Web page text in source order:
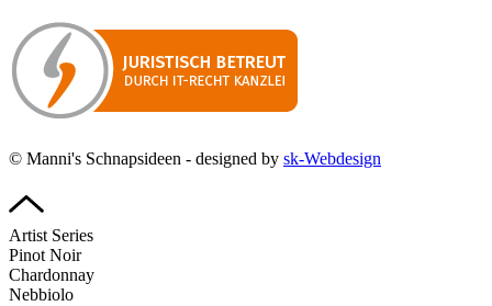
© Manni's Schnapsideen - designed by sk-Webdesign
Artist Series
Pinot Noir
Chardonnay
Nebbiolo